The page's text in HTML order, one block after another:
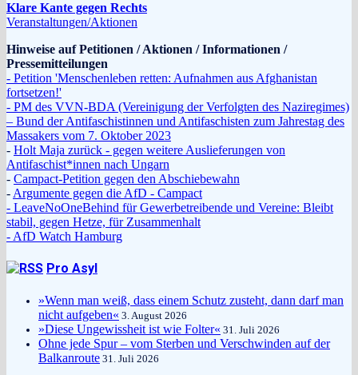
Klare Kante gegen Rechts
Veranstaltungen/Aktionen
Hinweise auf Petitionen / Aktionen / Informationen /
Pressemitteilungen
- Petition 'Menschenleben retten: Aufnahmen aus Afghanistan
fortsetzen!'
- PM des VVN-BDA (Vereinigung der Verfolgten des Naziregimes)
– Bund der Antifaschistinnen und Antifaschisten zum Jahrestag des
Massakers vom 7. Oktober 2023
- Holt Maja zurück - gegen weitere Auslieferungen von
Antifaschist*innen nach Ungarn
- Campact-Petition gegen den Abschiebewahn
- Argumente gegen die AfD - Campact
- LeaveNoOneBehind für Gewerbetreibende und Vereine: Bleibt
stabil, gegen Hetze, für Zusammenhalt
- AfD Watch Hamburg
Pro Asyl
»Wenn man weiß, dass einem Schutz zusteht, dann darf man
nicht aufgeben« 3. August 2026
»Diese Ungewissheit ist wie Folter« 31. Juli 2026
Ohne jede Spur – vom Sterben und Verschwinden auf der
Balkanroute 31. Juli 2026